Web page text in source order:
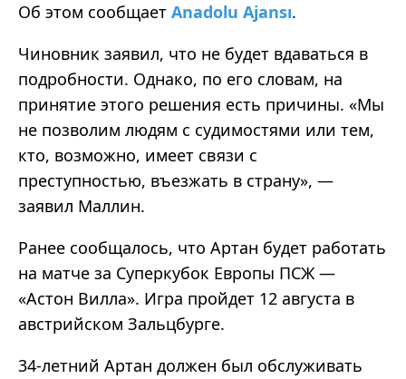
Об этом сообщает Anadolu Ajansı.
Чиновник заявил, что не будет вдаваться в
подробности. Однако, по его словам, на
принятие этого решения есть причины. «Мы
не позволим людям с судимостями или тем,
кто, возможно, имеет связи с
преступностью, въезжать в страну», —
заявил Маллин.
Ранее сообщалось, что Артан будет работать
на матче за Суперкубок Европы ПСЖ —
«Астон Вилла». Игра пройдет 12 августа в
австрийском Зальцбурге.
34-летний Артан должен был обслуживать